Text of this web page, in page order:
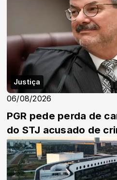
Justiça
06/08/2026
PGR pede perda de
do STJ acusado de